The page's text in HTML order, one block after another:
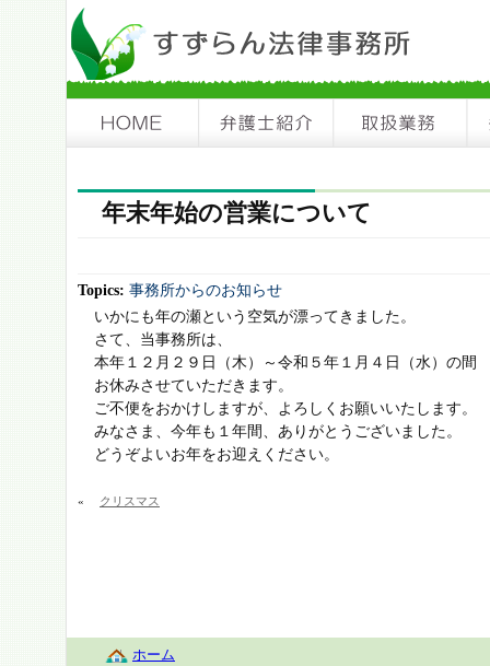
年末年始の営業について
Topics: 事務所からのお知らせ
いかにも年の瀬という空気が漂ってきました。
さて、当事務所は、
本年１２月２９日（木）～令和５年１月４日（水）の間
お休みさせていただきます。
ご不便をおかけしますが、よろしくお願いいたします。
みなさま、今年も１年間、ありがとうございました。
どうぞよいお年をお迎えください。
« クリスマス
ホーム